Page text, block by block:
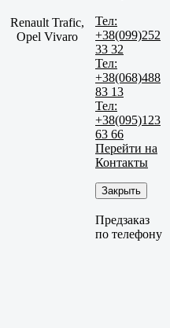
Renault Trafic,
Opel Vivaro
Тел:
+38(099)252
33 32
Тел:
+38(068)488
83 13
Тел:
+38(095)123
63 66
Перейти на
Контакты
Закрыть
Предзаказ
по телефону